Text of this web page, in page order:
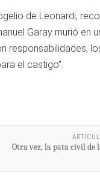
de Leonardi,
Garay murió
el castigo”.
Otra vez, la pata civil de